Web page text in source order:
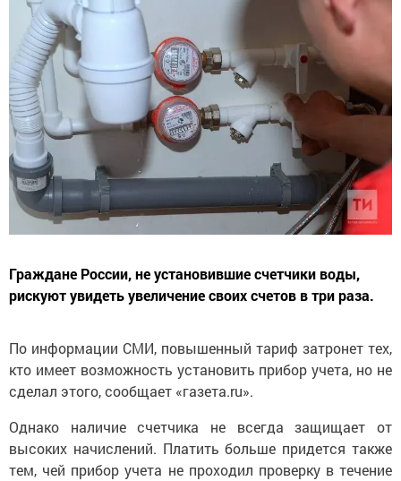
Граждане России, не установившие счетчики воды,
рискуют увидеть увеличение своих счетов в три раза.
По информации СМИ, повышенный тариф затронет тех,
кто имеет возможность установить прибор учета, но не
сделал этого, сообщает «газета.ru».
Однако наличие счетчика не всегда защищает от
высоких начислений. Платить больше придется также
тем, чей прибор учета не проходил проверку в течение